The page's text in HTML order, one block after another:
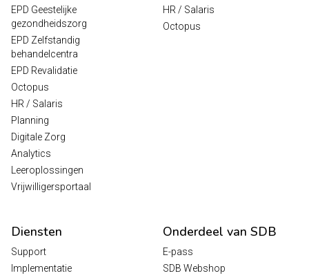
EPD Geestelijke
gezondheidszorg
EPD Zelfstandig
behandelcentra
EPD Revalidatie
Octopus
HR / Salaris
Planning
Digitale Zorg
Analytics
Leeroplossingen
Vrijwilligersportaal
HR / Salaris
Octopus
Diensten
Support
Implementatie
Onderdeel van SDB
E-pass
SDB Webshop